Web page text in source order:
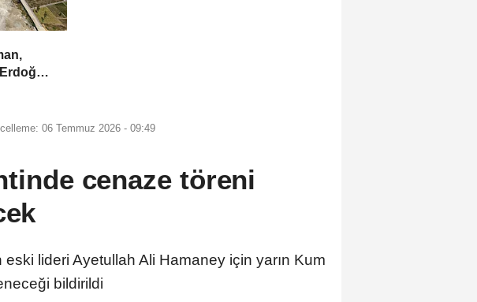
06 Temmuz 2026 - 09:49
cenaze töreni
eski lideri Ayetullah Ali Hamaney için yarın Kum
bildirildi